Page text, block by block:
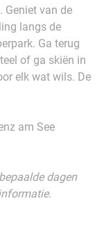
Geniet van de
langs de
Ga terug
of ga skiën in
elk wat wils. De
am See
dagen